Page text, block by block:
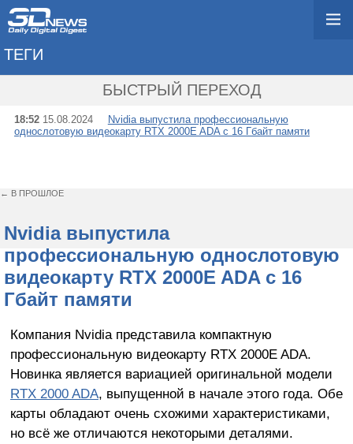
ТЕГИ
БЫСТРЫЙ ПЕРЕХОД
18:52 15.08.2024
Nvidia выпустила профессиональную
однослотовую видеокарту RTX 2000E ADA с 16 Гбайт памяти
← В ПРОШЛОЕ
Nvidia выпустила
профессиональную однослотовую
видеокарту RTX 2000E ADA с 16
Гбайт памяти
Компания Nvidia представила компактную
профессиональную видеокарту RTX 2000E ADA.
Новинка является вариацией оригинальной модели
RTX 2000 ADA, выпущенной в начале этого года. Обе
карты обладают очень схожими характеристиками,
но всё же отличаются некоторыми деталями.